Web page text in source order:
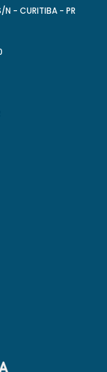
N - CURITIBA - PR